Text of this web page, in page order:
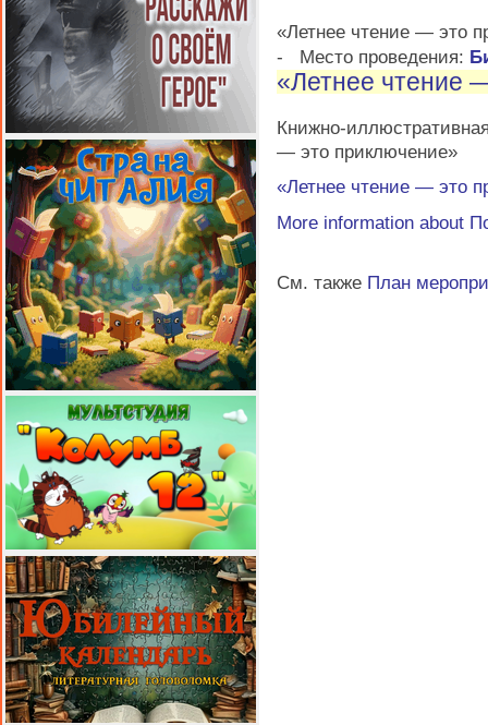
«Летнее чтение — это
-
Место проведения:
«Летнее чтение
Книжно-
— это приключение»
«Летнее чтение — это
More information about
См. также План